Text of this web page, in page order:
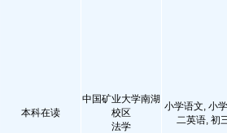
本科在读
中国矿业大学南湖
校区
法学
小学语文, 小
二英语, 初